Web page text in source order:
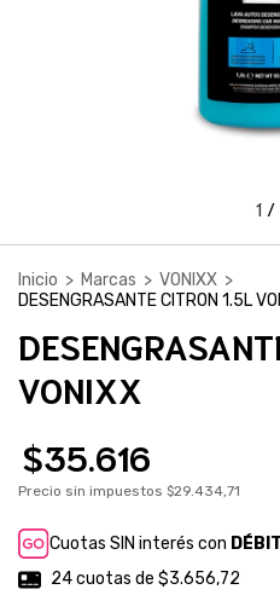
1/
Inicio > Marcas > VONIXX >
DESENGRASANTE CITRON 1.5L
VONIXX
$35.616
Precio sin impuestos $29.434,71
Cuotas SIN interés con
24cuotas de $3.656,72